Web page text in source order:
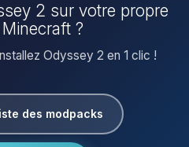
2 sur votre propre
?
Odyssey 2 en 1 clic !
des modpacks